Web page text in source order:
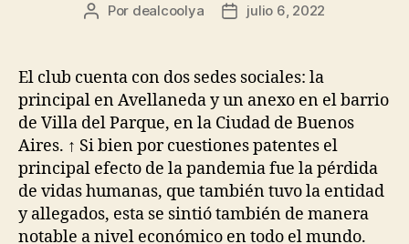
Autor
entrada
Por dealcoolya
Fecha
entrada
julio 6, 2022
El club cuenta con dos sedes sociales: la
principal en Avellaneda y un anexo en el barrio
de Villa del Parque, en la Ciudad de Buenos
Aires. ↑ Si bien por cuestiones patentes el
principal efecto de la pandemia fue la pérdida
de vidas humanas, que también tuvo la entidad
y allegados, esta se sintió también de manera
notable a nivel económico en todo el mundo.